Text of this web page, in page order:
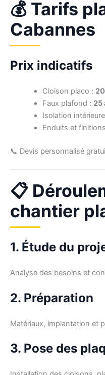
💰 Tarifs
Cabannes
Prix indicatifs
Cloison placo :
Faux plafond : 25
Isolation
Enduits et
📞 Devis personnalisé
📋
chantier
1. Étude du
Analyse des besoins et
2. Préparation
Matériaux, implantation et
3. Pose des